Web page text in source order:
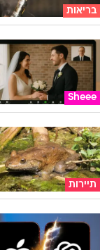
בריאות
Sheee
תיירות